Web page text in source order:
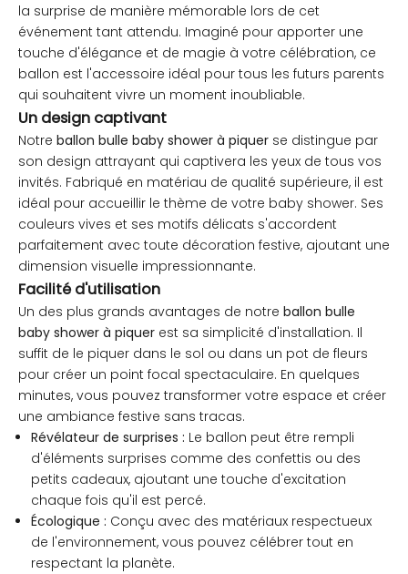
la surprise de manière mémorable lors de cet
événement tant attendu. Imaginé pour apporter une
touche d'élégance et de magie à votre célébration, ce
ballon est l'accessoire idéal pour tous les futurs parents
qui souhaitent vivre un moment inoubliable.
Un design captivant
Notre ballon bulle baby shower à piquer se distingue par
son design attrayant qui captivera les yeux de tous vos
invités. Fabriqué en matériau de qualité supérieure, il est
idéal pour accueillir le thème de votre baby shower. Ses
couleurs vives et ses motifs délicats s'accordent
parfaitement avec toute décoration festive, ajoutant une
dimension visuelle impressionnante.
Facilité d'utilisation
Un des plus grands avantages de notre ballon bulle
baby shower à piquer est sa simplicité d'installation. Il
suffit de le piquer dans le sol ou dans un pot de fleurs
pour créer un point focal spectaculaire. En quelques
minutes, vous pouvez transformer votre espace et créer
une ambiance festive sans tracas.
Révélateur de surprises : Le ballon peut être rempli
d'éléments surprises comme des confettis ou des
petits cadeaux, ajoutant une touche d'excitation
chaque fois qu'il est percé.
Écologique : Conçu avec des matériaux respectueux
de l'environnement, vous pouvez célébrer tout en
respectant la planète.